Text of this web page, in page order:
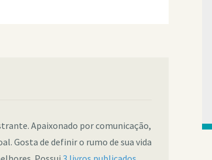
Apaixonado por comunicação,
Gosta de definir o rumo de sua vida